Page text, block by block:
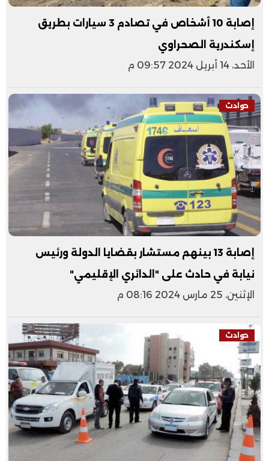
إصابة 10 أشخاص في تصادم 3 سيارات بطريق
إسكندرية الصحراوي
الأحد، 14 أبريل 2024 09:57 م
حوادث
إصابة 13 بينهم مستشار بقضايا الدولة ورئيس
نيابة في حادث على "الدائري الإقليمي"
الإثنين، 25 مارس 2024 08:16 م
حوادث